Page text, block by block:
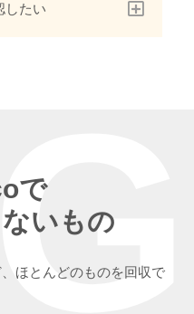
したい
で
いもの
ほとんどのものを回収で